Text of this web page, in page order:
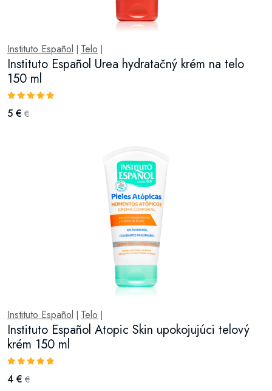
Instituto Español Telo
Instituto Español Urea hydratačný krém na telo
150 ml
5 € €
Instituto Español Telo
Instituto Español Atopic Skin upokojujúci telový
krém 150 ml
4 € €